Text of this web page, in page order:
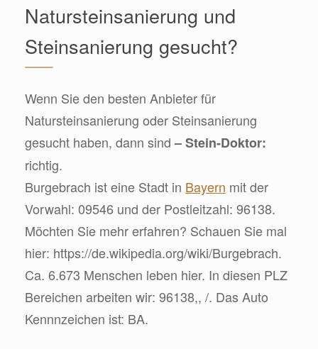
Natursteinsanierung und
Steinsanierung gesucht?
Wenn Sie den besten Anbieter für
Natursteinsanierung oder Steinsanierung
gesucht haben, dann sind– Stein-Doktor:
richtig.
Burgebrach ist eine Stadt in Bayern mit der
Vorwahl: 09546 und der Postleitzahl: 96138.
Möchten Sie mehr erfahren? Schauen Sie mal
hier: https://de.wikipedia.org/wiki/Burgebrach.
Ca. 6.673 Menschen leben hier. In diesen PLZ
Bereichen arbeiten wir: 96138,, /. Das Auto
Kennnzeichen ist: BA.